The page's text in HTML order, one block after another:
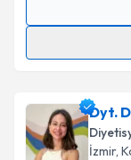
Randevu
E-posta
Dyt.
İzmir,